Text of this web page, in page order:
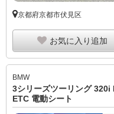
京都府京都市伏見区
お気に入り追加
BMW
3シリーズツーリング 320i
ETC 電動シート